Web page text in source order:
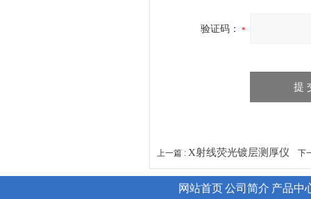
验证码：
上一篇 : X射线荧光镀层测厚仪 下
网站首页公司简介 产品中